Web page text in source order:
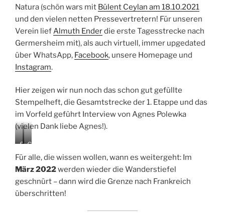
Natura (schön wars mit Bülent Ceylan am 18.10.2021
und den vielen netten Pressevertretern! Für unseren
Verein liefAlmuth Enderdie erste Tagesstrecke nach
Germersheim mit), als auch virtuell, immer upgedated
über WhatsApp, Facebook, unsere Homepage und
Instagram.
Hier zeigen wir nun noch das schon gut gefüllte
Stempelheft, die Gesamtstrecke der 1. Etappe und das
im Vorfeld geführt Interview von Agnes Polewka
(vielen Dank liebe Agnes!).
S
t
m
p
e
G
a
m
t
Für alle, die wissen wollen, wann es weitergeht: Im
März 2022werden wieder die Wanderstiefel
geschnürt – dann wird die Grenze nach Frankreich
überschritten!